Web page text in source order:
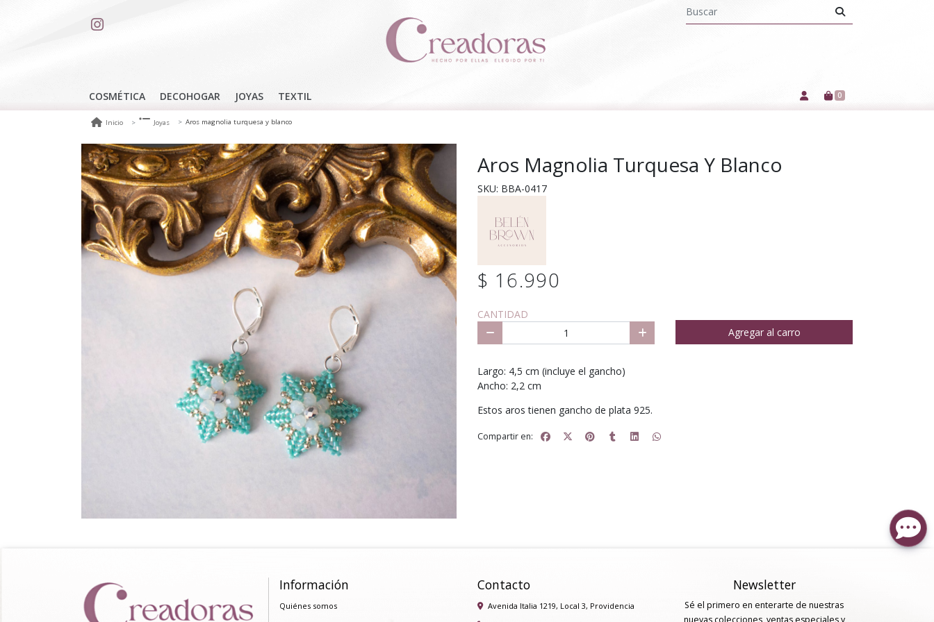
COSMÉTICA DECOHOGAR JOYAS TEXTIL 0
Inicio Joyas Aros magnolia turquesa y blanco
Aros Magnolia Turquesa Y Blanco
SKU: BBA-0417
$ 16.990
CANTIDAD
Agregar al carro
Largo: 4,5 cm (incluye el gancho)
Ancho: 2,2 cm
Estos aros tienen gancho de plata 925.
Compartir en:
Información
Quiénes somos
Contacto
Avenida Italia 1219, Local 3, Providencia
Newsletter
Sé el primero en enterarte de nuestras
nuevas colecciones, ventas especiales y